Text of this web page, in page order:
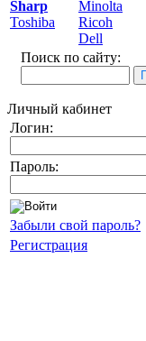
Sharp
Toshiba
Minolta
Ricoh
Dell
Поиск по сайту:
Личный кабинет
Логин:
Пароль:
Забыли свой пароль?
Регистрация